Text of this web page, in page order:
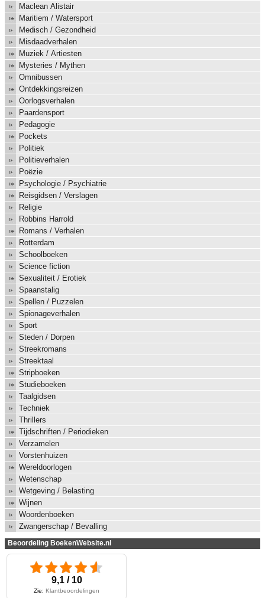
Maclean Alistair
Maritiem / Watersport
Medisch / Gezondheid
Misdaadverhalen
Muziek / Artiesten
Mysteries / Mythen
Omnibussen
Ontdekkingsreizen
Oorlogsverhalen
Paardensport
Pedagogie
Pockets
Politiek
Politieverhalen
Poëzie
Psychologie / Psychiatrie
Reisgidsen / Verslagen
Religie
Robbins Harrold
Romans / Verhalen
Rotterdam
Schoolboeken
Science fiction
Sexualiteit / Erotiek
Spaanstalig
Spellen / Puzzelen
Spionageverhalen
Sport
Steden / Dorpen
Streekromans
Streektaal
Stripboeken
Studieboeken
Taalgidsen
Techniek
Thrillers
Tijdschriften / Periodieken
Verzamelen
Vorstenhuizen
Wereldoorlogen
Wetenschap
Wetgeving / Belasting
Wijnen
Woordenboeken
Zwangerschap / Bevalling
Beoordeling BoekenWebsite.nl
9,1 / 10
Zie: Klantbeoordelingen